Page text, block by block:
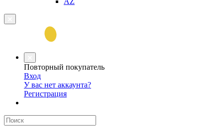
Повторный покупатель
Вход
У вас нет аккаунта?
Регистрация